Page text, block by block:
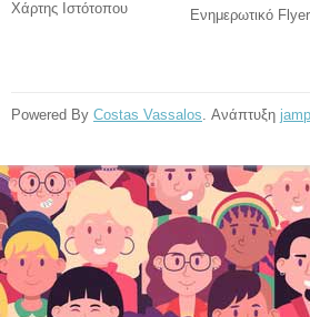
Χάρτης Ιστότοπου
Ενημερωτικό Flyer
Powered By Costas Vassalos. Ανάπτυξη